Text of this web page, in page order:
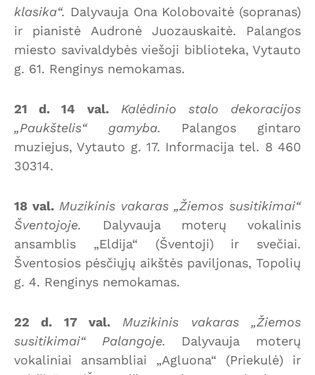
klasika“. Dalyvauja Ona Kolobovaitė (sopranas)
ir pianistė Audronė Juozauskaitė. Palangos
miesto savivaldybės viešoji biblioteka, Vytauto
g. 61. Renginys nemokamas.
21 d. 14 val.
Kalėdinio stalo dekoracijos
„Paukštelis“ gamyba. Palangos gintaro
muziejus, Vytauto g. 17. Informacija tel. 8 460
30314.
18 val. Muzikinis vakaras „Žiemos susitikimai“
Šventojoje. Dalyvauja moterų vokalinis
ansamblis „Eldija“ (Šventoji) ir svečiai.
Šventosios pėsčiųjų aikštės paviljonas, Topolių
g. 4. Renginys nemokamas.
22 d. 17 val.
Muzikinis vakaras „Žiemos
susitikimai“ Palangoje. Dalyvauja moterų
vokaliniai ansambliai „Agluona“ (Priekulė) ir